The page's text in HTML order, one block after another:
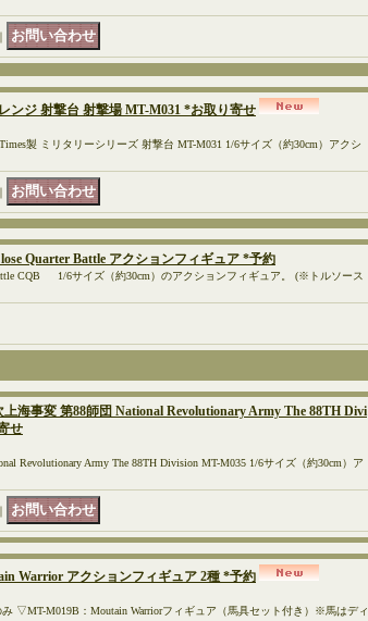
｜
ンジ 射撃台 射撃場 MT-M031 *お取り寄せ
製 ミリタリーシリーズ 射撃台 MT-M031 1/6サイズ（約30cm）アクシ
｜
Quarter Battle アクションフィギュア *予約
CQB 1/6サイズ（約30cm）のアクションフィギュア。 (※トルソース
海事変 第88師団 National Revolutionary Army The 88TH Divi
せ
Revolutionary Army The 88TH Division MT-M035 1/6サイズ（約30cm）ア
｜
Warrior アクションフィギュア 2種 *予約
▽MT-M019B：Moutain Warriorフィギュア（馬具セット付き）※馬はディ